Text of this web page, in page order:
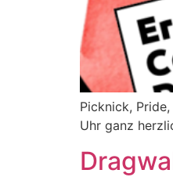
Picknick,
Uhr ganz